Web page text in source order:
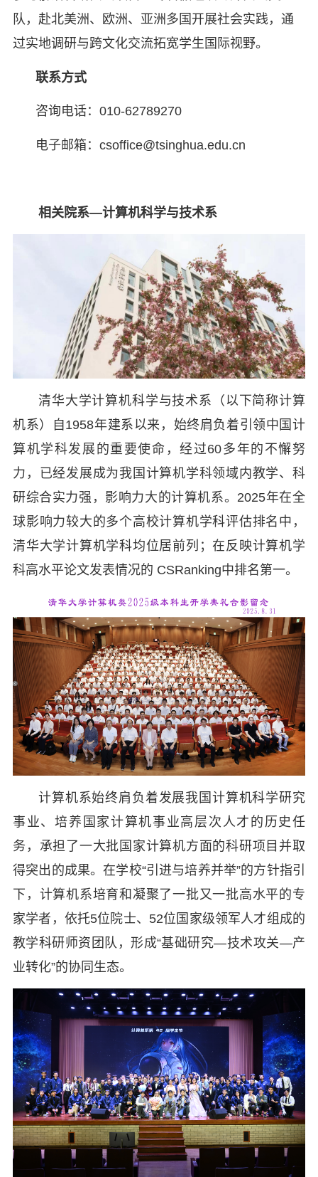
队，赴北美洲、欧洲、亚洲多国开展社会实践，通
过实地调研与跨文化交流拓宽学生国际视野。
联系方式
咨询电话：010-62789270
电子邮箱：csoffice@tsinghua.edu.cn
相关院系—计算机科学与技术系
清华大学计算机科学与技术系（以下简称计算
机系）自1958年建系以来，始终肩负着引领中国计
算机学科发展的重要使命，经过60多年的不懈努
力，已经发展成为我国计算机学科领域内教学、科
研综合实力强，影响力大的计算机系。2025年在全
球影响力较大的多个高校计算机学科评估排名中，
清华大学计算机学科均位居前列；在反映计算机学
科高水平论文发表情况的 CSRanking中排名第一。
计算机系始终肩负着发展我国计算机科学研究
事业、培养国家计算机事业高层次人才的历史任
务，承担了一大批国家计算机方面的科研项目并取
得突出的成果。在学校“引进与培养并举”的方针指引
下，计算机系培育和凝聚了一批又一批高水平的专
家学者，依托5位院士、52位国家级领军人才组成的
教学科研师资团队，形成“基础研究—技术攻关—产
业转化”的协同生态。